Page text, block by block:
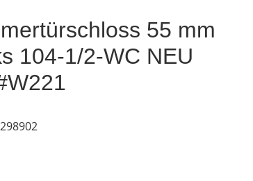
55 mm
104-1/2-WC NEU
298902